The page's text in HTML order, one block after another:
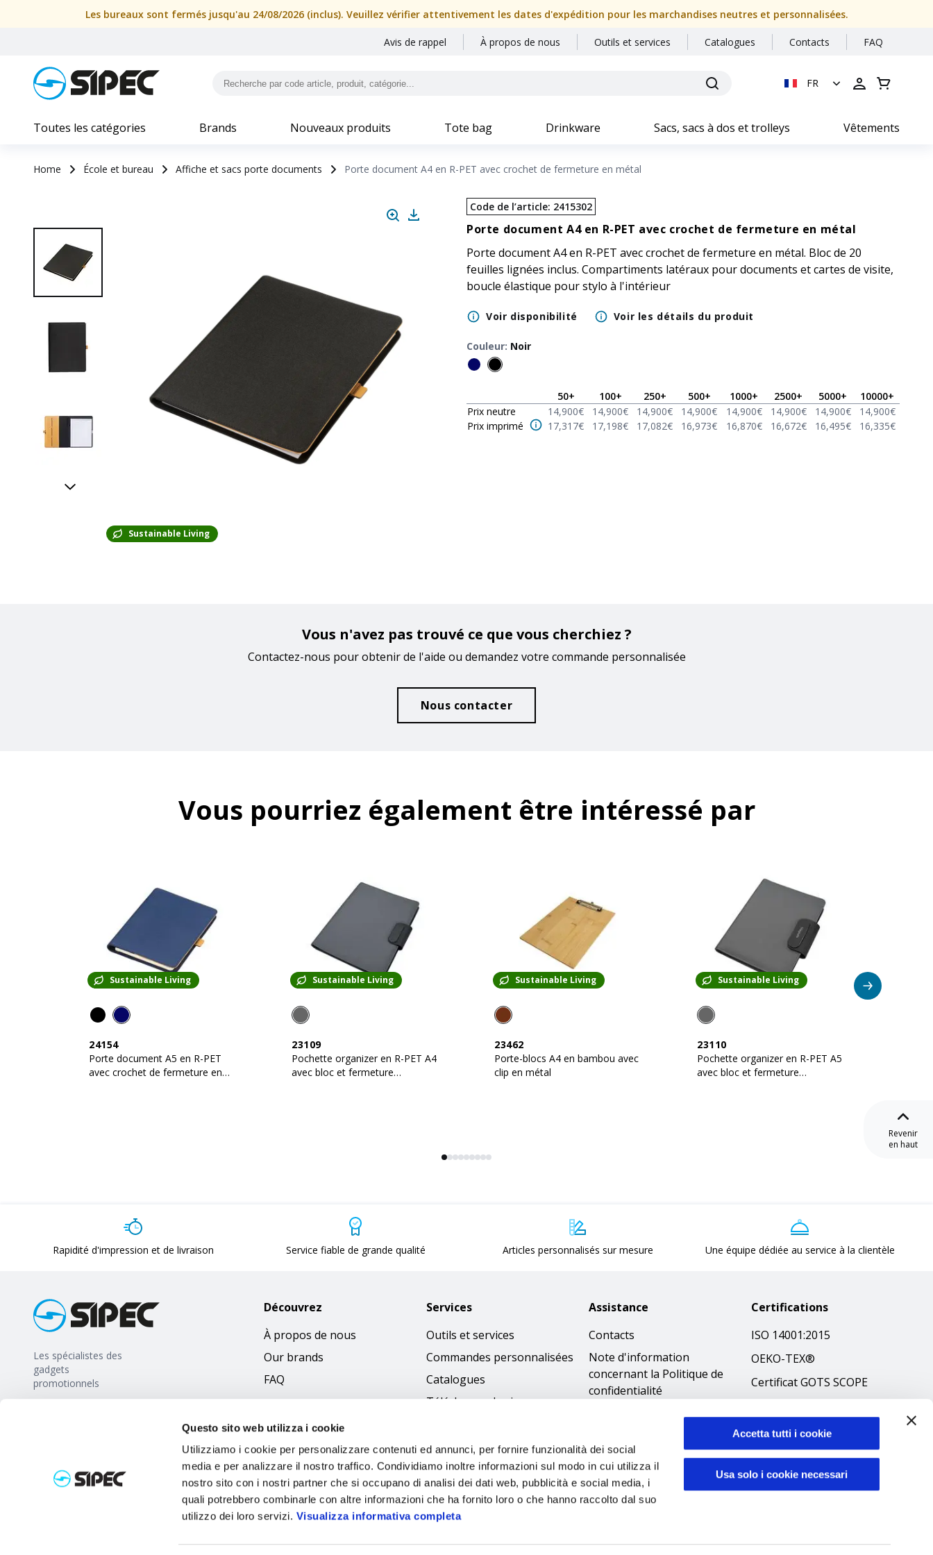
Questo sito web utilizza i cookie
Utilizziamo i cookie per personalizzare contenuti ed annunci, per fornire funzionalità dei social
media e per analizzare il nostro traffico. Condividiamo inoltre informazioni sul modo in cui utilizza il
nostro sito con i nostri partner che si occupano di analisi dei dati web, pubblicità e social media, i
quali potrebbero combinarle con altre informazioni che ha fornito loro o che hanno raccolto dal suo
utilizzo dei loro servizi. Visualizza informativa completa
Accetta tutti i cookie
Usa solo i cookie necessari
Les bureaux sont fermés jusqu'au 24/08/2026 (inclus). Veuillez vérifier attentivement les dates d'expédition pour les marchandises neutres et personnalisées.
Avis de rappel À propos de nous Outils et services Catalogues Contacts FAQ
FR
Toutes les catégories Brands Nouveaux produits Tote bag Drinkware Sacs, sacs à dos et trolleys Vêtements
Home École et bureau Affiche et sacs porte documents Porte document A4 en R-PET avec crochet de fermeture en métal
Sustainable Living
Code de l’article: 2415302
Porte document A4 en R-PET avec crochet de fermeture en métal
Porte document A4 en R-PET avec crochet de fermeture en métal. Bloc de 20
feuilles lignées inclus. Compartiments latéraux pour documents et cartes de visite,
boucle élastique pour stylo à l'intérieur
Voir disponibilité Voir les détails du produit
Couleur: Noir
50+ 100+ 250+ 500+ 1000+ 2500+ 5000+ 10000+
Prix neutre
14,900€ 14,900€ 14,900€ 14,900€ 14,900€ 14,900€ 14,900€ 14,900€
Prix imprimé
17,317€ 17,198€ 17,082€ 16,973€ 16,870€ 16,672€ 16,495€ 16,335€
Vous n'avez pas trouvé ce que vous cherchiez ?
Contactez-nous pour obtenir de l'aide ou demandez votre commande personnalisée
Nous contacter
Vous pourriez également être intéressé par
Sustainable Living
24154
Porte document A5 en R-PET
avec crochet de fermeture en
Sustainable Living
23109
Pochette organizer en R-PET A4
avec bloc et fermeture
Sustainable Living
23462
Porte-blocs A4 en bambou avec
clip en métal
Sustainable Living
23110
Pochette organizer en R-PET A5
avec bloc et fermeture
Revenir
en haut
Rapidité d'impression et de livraison Service fiable de grande qualité Articles personnalisés sur mesure Une équipe dédiée au service à la clientèle
Les spécialistes des
gadgets
promotionnels
Découvrez
À propos de nous
Our brands
FAQ
Services
Outils et services
Commandes personnalisées
Catalogues
Télécharger les images
Assistance
Contacts
Note d'information
concernant la Politique de
confidentialité
cookies
Accessibilità
Code éthique
Certifications
ISO 14001:2015
OEKO-TEX®
Certificat GOTS SCOPE
Politique
environnementale
Sécurité des produits